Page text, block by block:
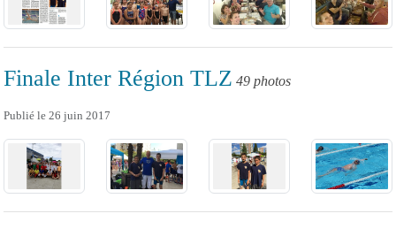
Finale Inter Région TLZ 49 photos
Publié le 26 juin 2017